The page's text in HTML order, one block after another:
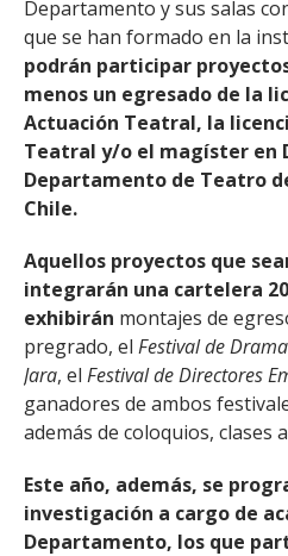
Departamento y sus salas
que se han formado en la
podrán participar
menos un egresado de la
Actuación Teatral, la
Teatral y/o el magíster en
Departamento de Teatro
Chile.
Aquellos proyectos que
integrarán una cartelera
exhibirán montajes de
pregrado, el Festival de
Jara, el Festival de Directores
ganadores de ambos
además de coloquios, clases
Este año, además, se
investigación a cargo de
Departamento, los que